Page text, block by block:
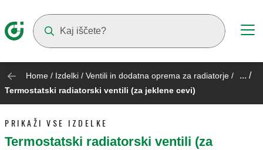
Home / Izdelki / Ventili in dodatna oprema za radiatorje / ... /
Termostatski radiatorski ventili (za jeklene cevi)
PRIKAŽI VSE IZDELKE
Termostatski radiatorski ventili (za